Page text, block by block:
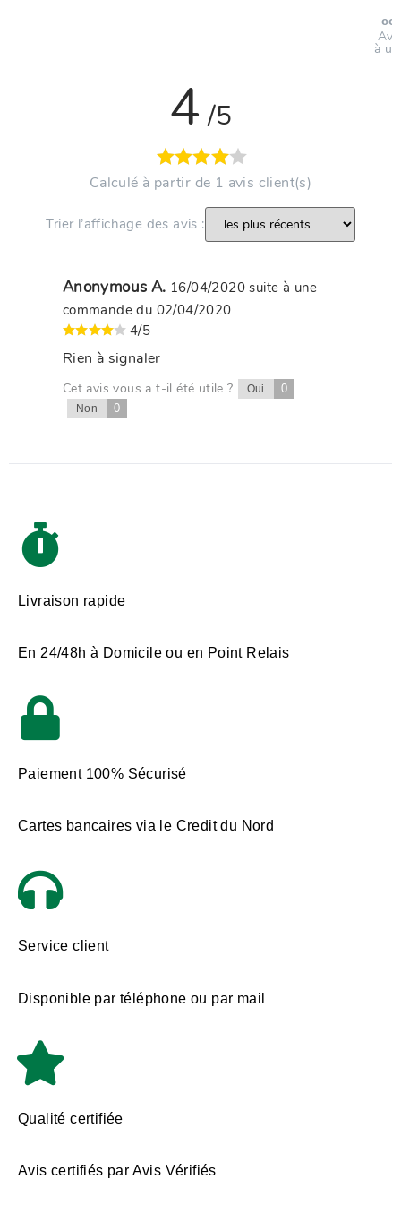
à
4 /5
Calculé à partir de 1 avis client(s)
Trier l’affichage des avis :
Anonymous A. 16/04/2020 suite à une
commande du 02/04/2020
4/5
Rien à signaler
Cet avis vous a t-il été utile ? Oui 0
Non 0
Livraison rapide
En 24/48h à Domicile ou en Point Relais
Paiement 100% Sécurisé
Cartes bancaires via le Credit du Nord
Service client
Disponible par téléphone ou par mail
Qualité certifiée
Avis certifiés par Avis Vérifiés